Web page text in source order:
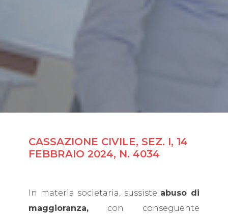
CASSAZIONE CIVILE, SEZ. I, 14
FEBBRAIO 2024, N. 4034
In materia societaria, sussiste abuso di
maggioranza, con conseguente